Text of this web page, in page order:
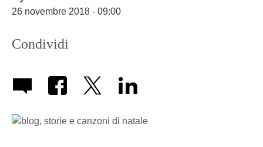
26 novembre 2018 - 09:00
Condividi